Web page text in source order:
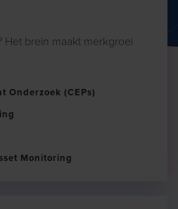
Het brein maakt merkgroei
Onderzoek (CEPs)
Monitoring